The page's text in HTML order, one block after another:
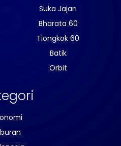
Suka Jajan
Bharata 60
Tiongkok 60
Batik
Orbit